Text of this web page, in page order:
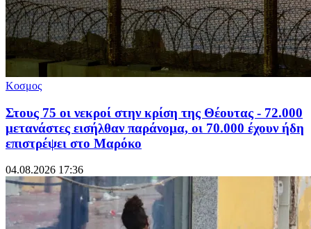
Κοσμος
Στους 75 οι νεκροί στην κρίση της Θέουτας - 72.000
μετανάστες εισήλθαν παράνομα, οι 70.000 έχουν ήδη
επιστρέψει στο Μαρόκο
04.08.2026 17:36